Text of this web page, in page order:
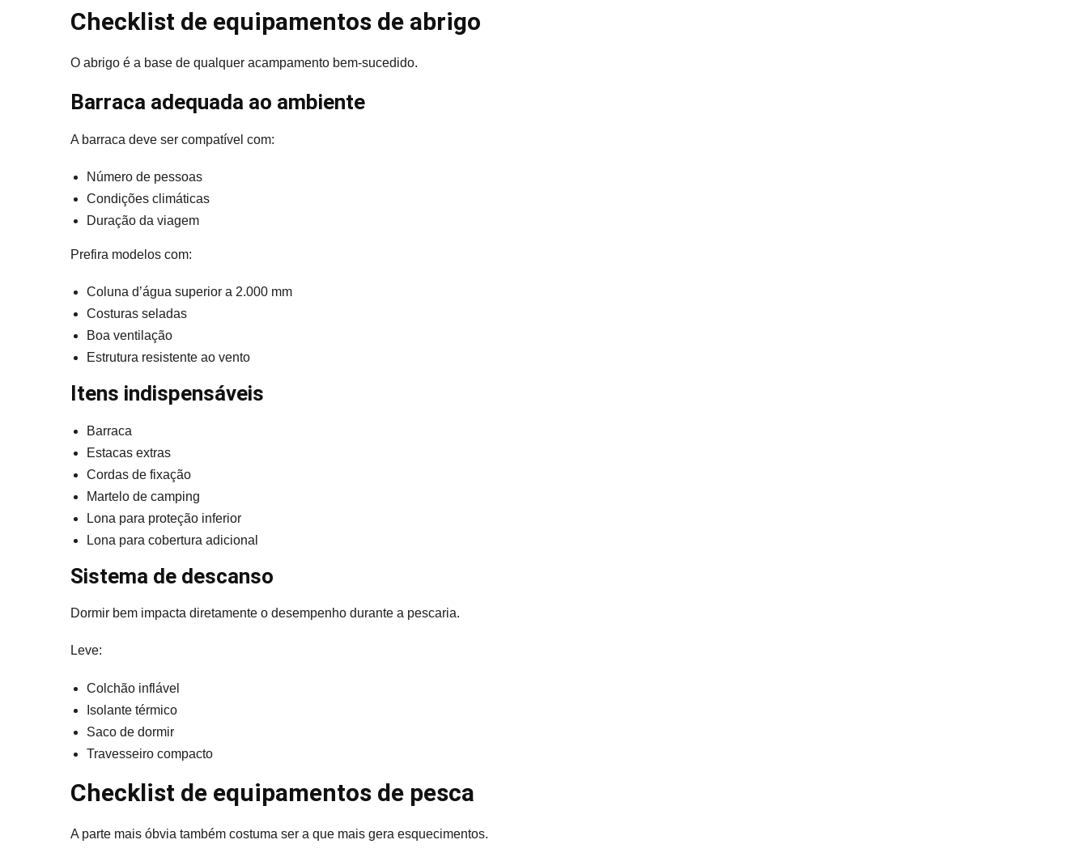
Checklist de equipamentos de abrigo
O abrigo é a base de qualquer acampamento bem-sucedido.
Barraca adequada ao ambiente
A barraca deve ser compatível com:
Número de pessoas
Condições climáticas
Duração da viagem
Prefira modelos com:
Coluna d’água superior a 2.000 mm
Costuras seladas
Boa ventilação
Estrutura resistente ao vento
Itens indispensáveis
Barraca
Estacas extras
Cordas de fixação
Martelo de camping
Lona para proteção inferior
Lona para cobertura adicional
Sistema de descanso
Dormir bem impacta diretamente o desempenho durante a pescaria.
Leve:
Colchão inflável
Isolante térmico
Saco de dormir
Travesseiro compacto
Checklist de equipamentos de pesca
A parte mais óbvia também costuma ser a que mais gera esquecimentos.